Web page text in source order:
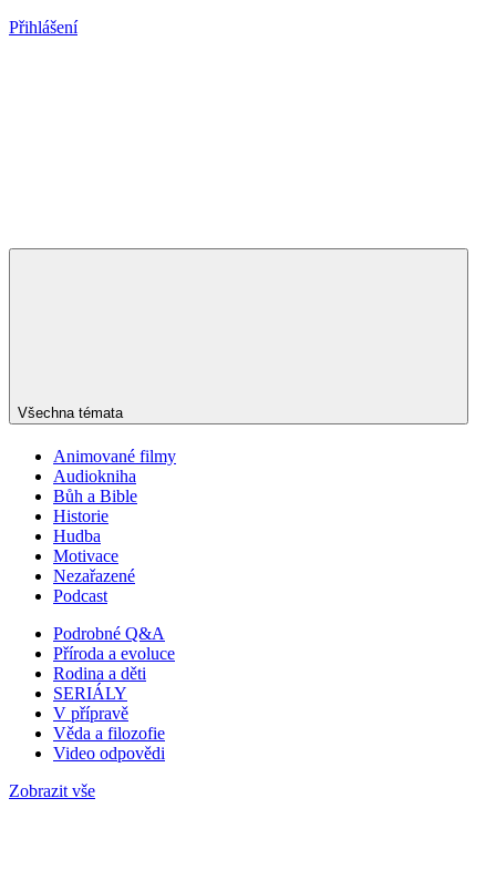
Přihlášení
Všechna témata
Animované filmy
Audiokniha
Bůh a Bible
Historie
Hudba
Motivace
Nezařazené
Podcast
Podrobné Q&A
Příroda a evoluce
Rodina a děti
SERIÁLY
V přípravě
Věda a filozofie
Video odpovědi
Zobrazit vše